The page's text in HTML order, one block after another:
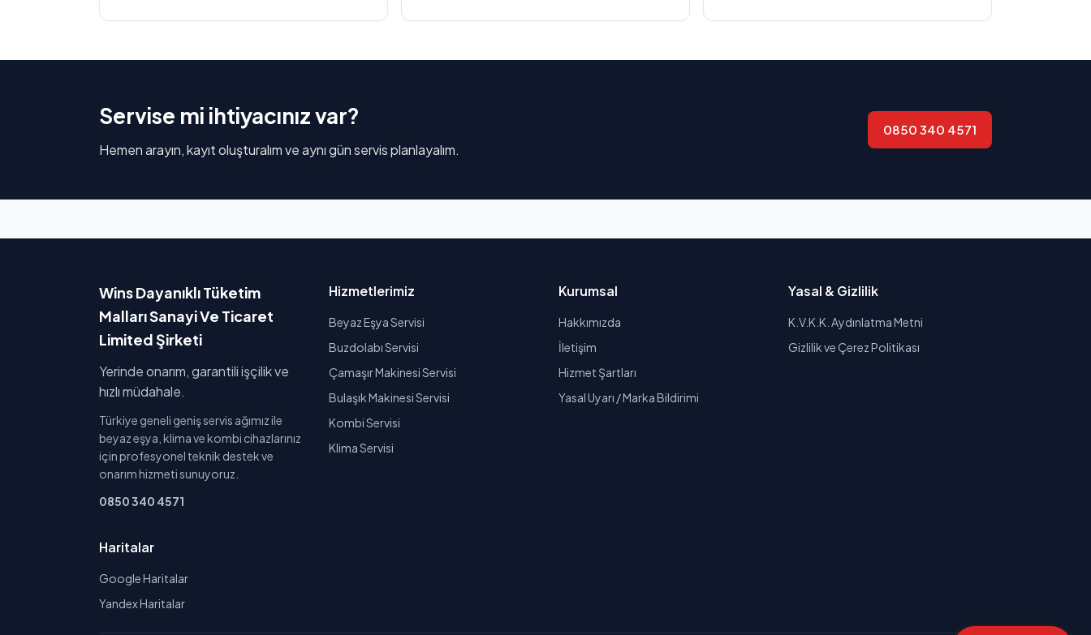
Servise mi ihtiyacınız var?
Hemen arayın, kayıt oluşturalım ve aynı gün servis planlayalım.
0850 340 4571
Wins Dayanıklı Tüketim
Malları Sanayi Ve Ticaret
Limited Şirketi
Yerinde onarım, garantili işçilik ve
hızlı müdahale.
Türkiye geneli geniş servis ağımız ile
beyaz eşya, klima ve kombi cihazlarınız
için profesyonel teknik destek ve
onarım hizmeti sunuyoruz.
0850 340 4571
Hizmetlerimiz
Beyaz Eşya Servisi
Buzdolabı Servisi
Çamaşır Makinesi Servisi
Bulaşık Makinesi Servisi
Kombi Servisi
Klima Servisi
Kurumsal
Hakkımızda
İletişim
Hizmet Şartları
Yasal Uyarı / Marka Bildirimi
Yasal & Gizlilik
K.V.K.K. Aydınlatma Metni
Gizlilik ve Çerez Politikası
Haritalar
Google Haritalar
Yandex Haritalar